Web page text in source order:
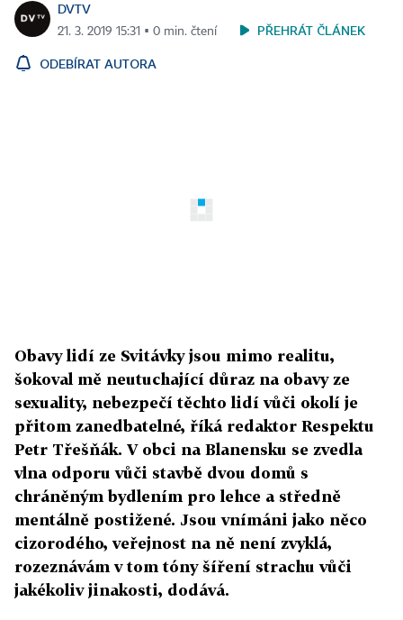
DVTV
21. 3. 2019 15:31 ▪ 0 min. čtení PŘEHRÁT ČLÁNEK
ODEBÍRAT AUTORA
Obavy lidí ze Svitávky jsou mimo realitu,
šokoval mě neutuchající důraz na obavy ze
sexuality, nebezpečí těchto lidí vůči okolí je
přitom zanedbatelné, říká redaktor Respektu
Petr Třešňák. V obci na Blanensku se zvedla
vlna odporu vůči stavbě dvou domů s
chráněným bydlením pro lehce a středně
mentálně postižené. Jsou vnímáni jako něco
cizorodého, veřejnost na ně není zvyklá,
rozeznávám v tom tóny šíření strachu vůči
jakékoliv jinakosti, dodává.